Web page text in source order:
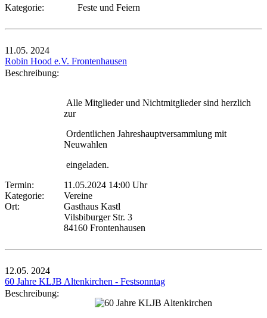
Kategorie:
Feste und Feiern
11.05. 2024
Robin Hood e.V. Frontenhausen
Beschreibung:
Alle Mitglieder und Nichtmitglieder sind herzlich
zur
Ordentlichen Jahreshauptversammlung mit
Neuwahlen
eingeladen.
Termin:
11.05.2024 14:00 Uhr
Kategorie:
Vereine
Ort:
Gasthaus Kastl
Vilsbiburger Str. 3
84160 Frontenhausen
12.05. 2024
60 Jahre KLJB Altenkirchen - Festsonntag
Beschreibung: